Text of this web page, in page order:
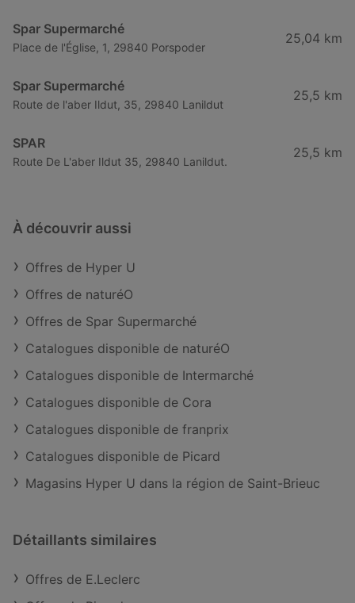
Spar Supermarché
Place de l'Église, 1, 29840 Porspoder
25,04 km
Spar Supermarché
Route de l'aber Ildut, 35, 29840 Lanildut
25,5 km
SPAR
Route De L'aber Ildut 35, 29840 Lanildut.
25,5 km
À découvrir aussi
Offres de Hyper U
Offres de naturéO
Offres de Spar Supermarché
Catalogues disponible de naturéO
Catalogues disponible de Intermarché
Catalogues disponible de Cora
Catalogues disponible de franprix
Catalogues disponible de Picard
Magasins Hyper U dans la région de Saint-Brieuc
Détaillants similaires
Offres de E.Leclerc